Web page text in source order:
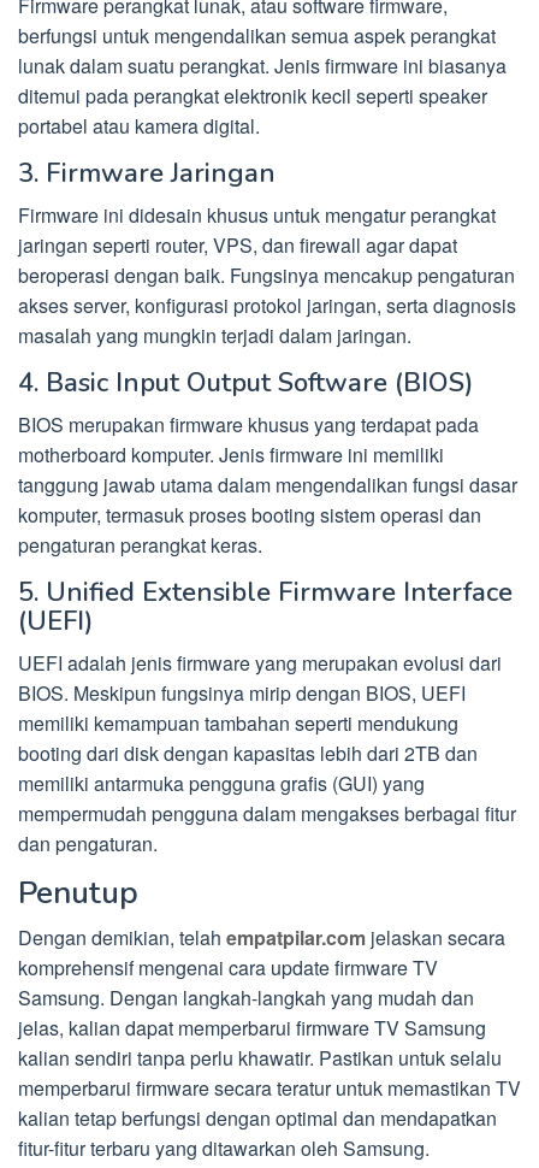
berfungsi untuk mengendalikan semua aspek perangkat
lunak dalam suatu perangkat. Jenis firmware ini biasanya
ditemui pada perangkat elektronik kecil seperti speaker
portabel atau kamera digital.
3. Firmware Jaringan
Firmware ini didesain khusus untuk mengatur perangkat
jaringan seperti router, VPS, dan firewall agar dapat
beroperasi dengan baik. Fungsinya mencakup pengaturan
akses server, konfigurasi protokol jaringan, serta diagnosis
masalah yang mungkin terjadi dalam jaringan.
4. Basic Input Output Software (BIOS)
BIOS merupakan firmware khusus yang terdapat pada
motherboard komputer. Jenis firmware ini memiliki
tanggung jawab utama dalam mengendalikan fungsi dasar
komputer, termasuk proses booting sistem operasi dan
pengaturan perangkat keras.
5. Unified Extensible Firmware Interface
(UEFI)
UEFI adalah jenis firmware yang merupakan evolusi dari
BIOS. Meskipun fungsinya mirip dengan BIOS, UEFI
memiliki kemampuan tambahan seperti mendukung
booting dari disk dengan kapasitas lebih dari 2TB dan
memiliki antarmuka pengguna grafis (GUI) yang
mempermudah pengguna dalam mengakses berbagai fitur
dan pengaturan.
Penutup
Dengan demikian, telah empatpilar.com jelaskan secara
komprehensif mengenai cara update firmware TV
Samsung. Dengan langkah-langkah yang mudah dan
jelas, kalian dapat memperbarui firmware TV Samsung
kalian sendiri tanpa perlu khawatir. Pastikan untuk selalu
memperbarui firmware secara teratur untuk memastikan TV
kalian tetap berfungsi dengan optimal dan mendapatkan
fitur-fitur terbaru yang ditawarkan oleh Samsung.